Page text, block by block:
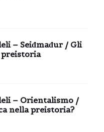
– Seiđmađur / Gli
preistoria
– Orientalismo /
nella preistoria?